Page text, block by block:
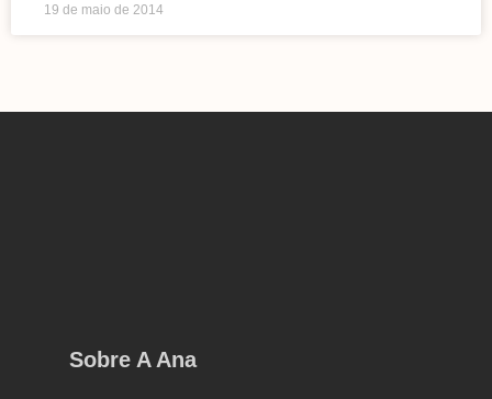
19 de maio de 2014
Sobre A Ana